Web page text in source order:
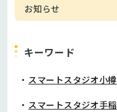
お知らせ
キーワード
スマートスタジオ小樽
スマートスタジオ手稲